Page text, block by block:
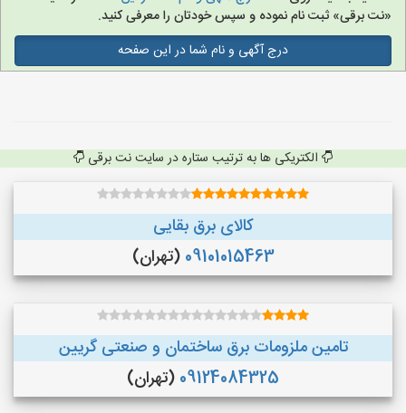
«نت برقی» ثبت نام نموده و سپس خودتان را معرفی کنید.
درج آگهی و نام شما در این صفحه
الکتریکی ها به ترتیب ستاره در سایت نت برقی
کالای برق بقایی
09101015463 (تهران)
تامین ملزومات برق ساختمان و صنعتی گریین
09124084325 (تهران)